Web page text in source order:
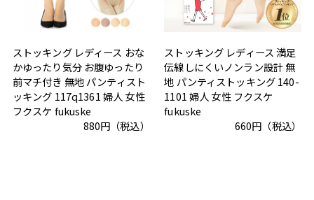
ストッキング レディース おな
かゆったり気分 お腹ゆったり
前マチ付き 無地 パンティスト
ッキング 117q1361 婦人 女性
フクスケ fukuske
880円（税込）
ストッキング レディース 満足
伝線しにくいノンラン設計 無
地 パンティストッキング 140-
1101 婦人 女性 フクスケ
fukuske
660円（税込）